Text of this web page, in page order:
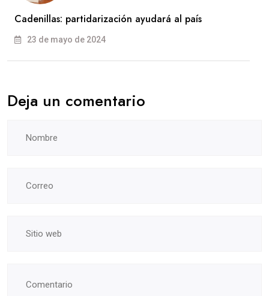
Cadenillas: partidarización ayudará al país
23 de mayo de 2024
Deja un comentario